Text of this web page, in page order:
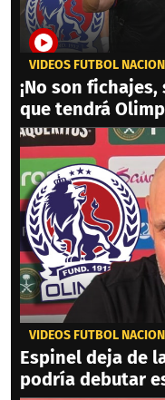
VIDEOS FÚTBOL
¡No son
que tendrá
VIDEOS FÚTBOL
Espinel deja de
podría debutar